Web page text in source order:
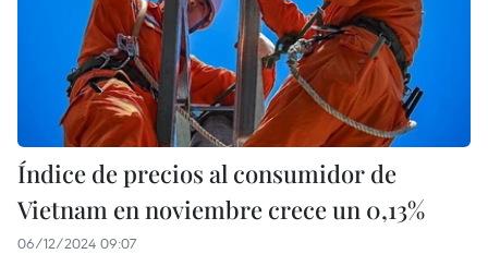
Índice de precios al consumidor de
Vietnam en noviembre crece un 0,13%
06/12/2024 09:07